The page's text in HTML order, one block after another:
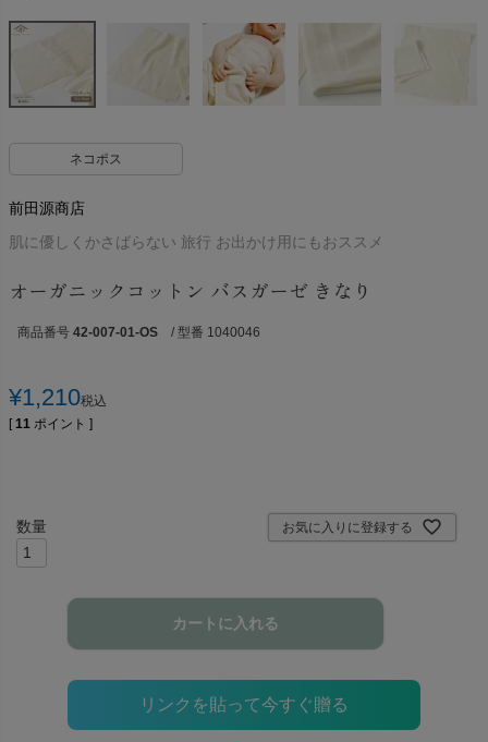
ネコポス
前田源商店
肌に優しくかさばらない 旅行 お出かけ用にもおススメ
オーガニックコットン バスガーゼ きなり
商品番号 42-007-01-OS / 型番 1040046
¥1,210税込
[ 11 ポイント ]
お気に入りに登録する
カートに入れる